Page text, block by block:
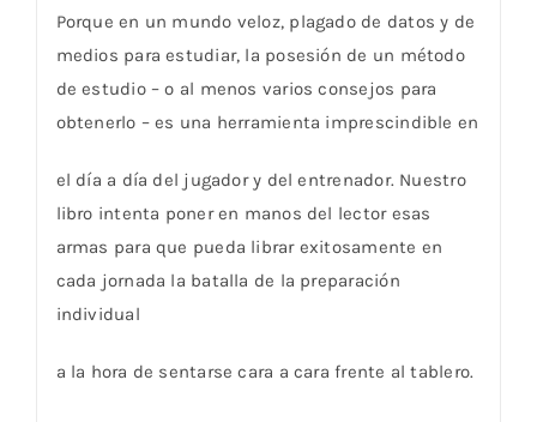
Porque en un mundo veloz, plagado de datos y de
medios para estudiar, la posesión de un método
de estudio – o al menos varios consejos para
obtenerlo – es una herramienta imprescindible en
el día a día del jugador y del entrenador. Nuestro
libro intenta poner en manos del lector esas
armas para que pueda librar exitosamente en
cada jornada la batalla de la preparación
individual
a la hora de sentarse cara a cara frente al tablero.